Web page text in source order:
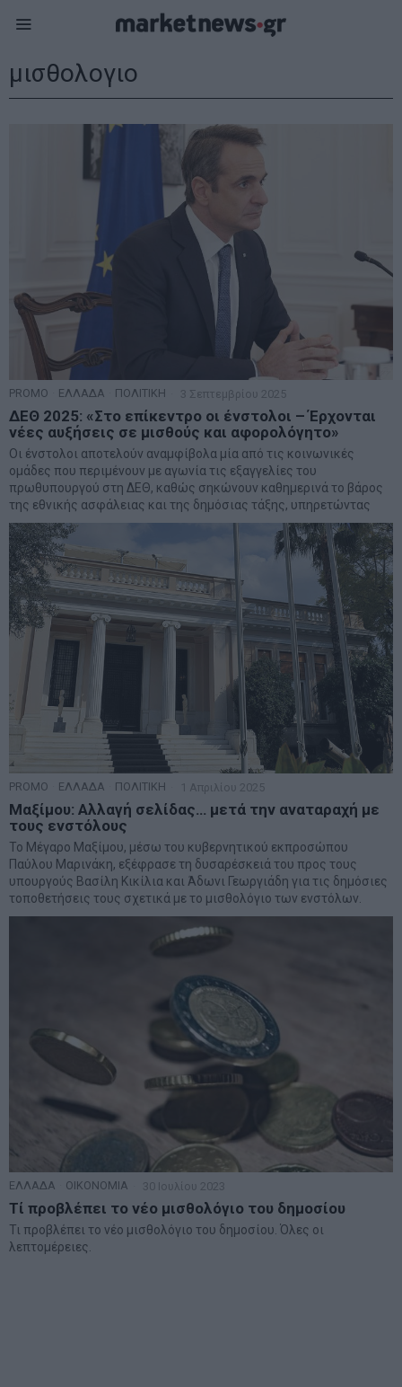
μισθολογιο
PROMO ΕΛΛΑΔΑ ΠΟΛΙΤΙΚΗ 3 Σεπτεμβρίου 2025
ΔΕΘ 2025: «Στο επίκεντρο οι ένστολοι – Έρχονται
νέες αυξήσεις σε μισθούς και αφορολόγητο»
Οι ένστολοι αποτελούν αναμφίβολα μία από τις κοινωνικές
ομάδες που περιμένουν με αγωνία τις εξαγγελίες του
πρωθυπουργού στη ΔΕΘ, καθώς σηκώνουν καθημερινά το βάρος
της εθνικής ασφάλειας και της δημόσιας τάξης, υπηρετώντας
PROMO ΕΛΛΑΔΑ ΠΟΛΙΤΙΚΗ 1 Απριλίου 2025
Μαξίμου: Αλλαγή σελίδας… μετά την αναταραχή με
τους ενστόλους
Το Μέγαρο Μαξίμου, μέσω του κυβερνητικού εκπροσώπου
Παύλου Μαρινάκη, εξέφρασε τη δυσαρέσκειά του προς τους
υπουργούς Βασίλη Κικίλια και Άδωνι Γεωργιάδη για τις δημόσιες
τοποθετήσεις τους σχετικά με το μισθολόγιο των ενστόλων.
ΕΛΛΑΔΑ ΟΙΚΟΝΟΜΙΑ 30 Ιουλίου 2023
Τί προβλέπει το νέο μισθολόγιο του δημοσίου
Τι προβλέπει το νέο μισθολόγιο του δημοσίου. Όλες οι
λεπτομέρειες.